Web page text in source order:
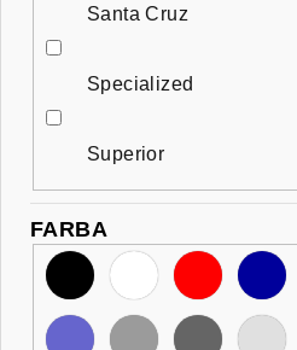
Santa Cruz
Specialized
Superior
FARBA